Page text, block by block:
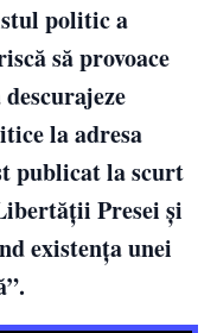
politic a
să provoace
la adresa
publicat la scurt
Presei și
existența unei